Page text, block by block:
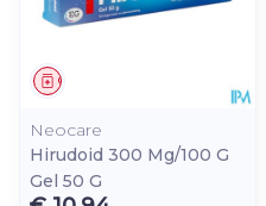
Geneesmiddel
Neocare
Hirudoid 300 Mg/100 G
Gel 50 G